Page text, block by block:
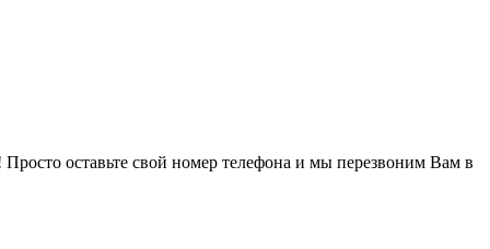
оставьте свой номер телефона и мы перезвоним Вам в